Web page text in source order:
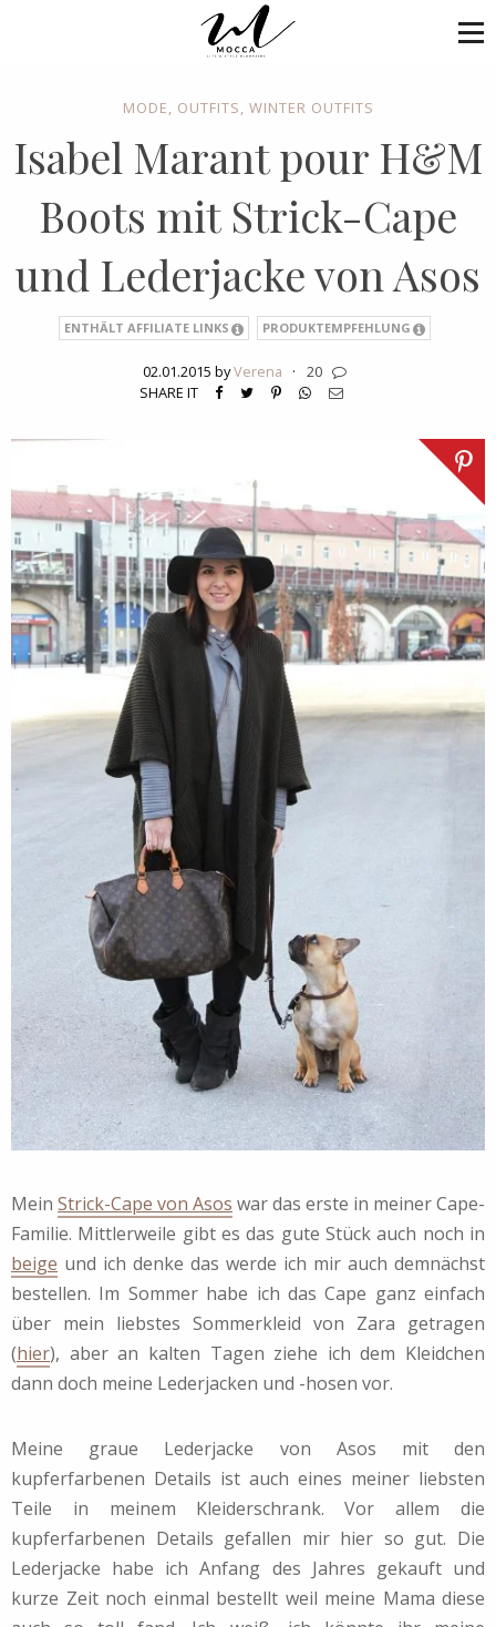
MODE, OUTFITS, WINTER OUTFITS
Isabel Marant pour H&M
Boots mit Strick-Cape
und Lederjacke von Asos
ENTHÄLT AFFILIATE LINKS PRODUKTEMPFEHLUNG
02.01.2015 byVerena ·
20
SHARE IT
Mein Strick-Cape von Asos war das erste in meiner Cape-
Familie. Mittlerweile gibt es das gute Stück auch noch in
beige und ich denke das werde ich mir auch demnächst
bestellen. Im Sommer habe ich das Cape ganz einfach
über mein liebstes Sommerkleid von Zara getragen
(hier), aber an kalten Tagen ziehe ich dem Kleidchen
dann doch meine Lederjacken und -hosen vor.
Meine graue Lederjacke von Asos mit den
kupferfarbenen Details ist auch eines meiner liebsten
Teile in meinem Kleiderschrank. Vor allem die
kupferfarbenen Details gefallen mir hier so gut. Die
Lederjacke habe ich Anfang des Jahres gekauft und
kurze Zeit noch einmal bestellt weil meine Mama diese